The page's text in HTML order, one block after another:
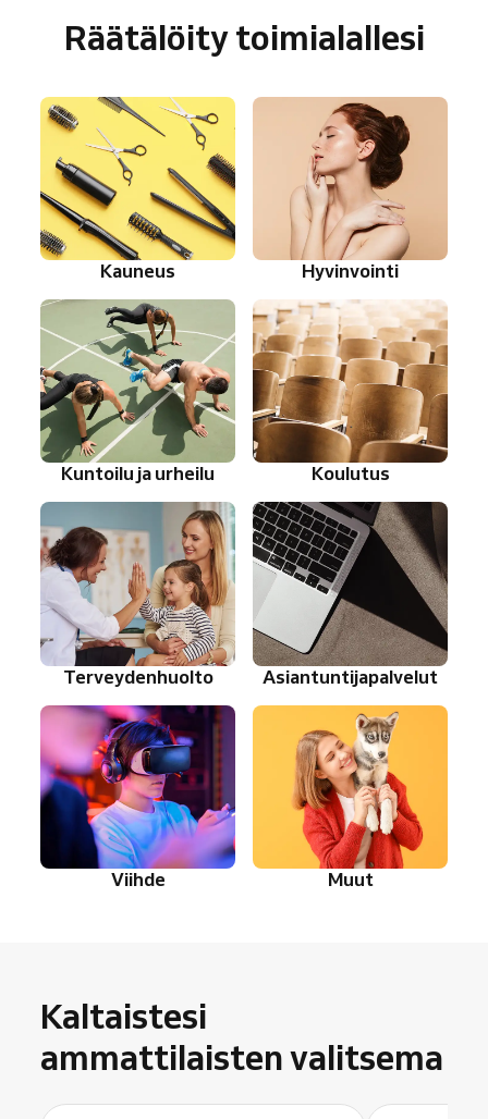
Räätälöity toimialallesi
Kauneus Hyvinvointi
Kuntoilu ja urheilu Koulutus
Terveydenhuolto Asiantuntijapalvelut
Viihde Muut
Kaltaistesi
ammattilaisten valitsema